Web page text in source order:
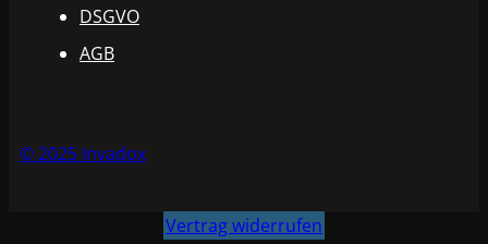
DSGVO
AGB
© 2025 Invadox
Vertrag widerrufen